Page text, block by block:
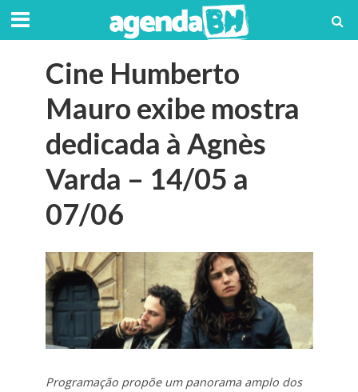
Cine Humberto
Mauro exibe mostra
dedicada à Agnès
Varda – 14/05 a
07/06
Programação propõe um panorama amplo dos